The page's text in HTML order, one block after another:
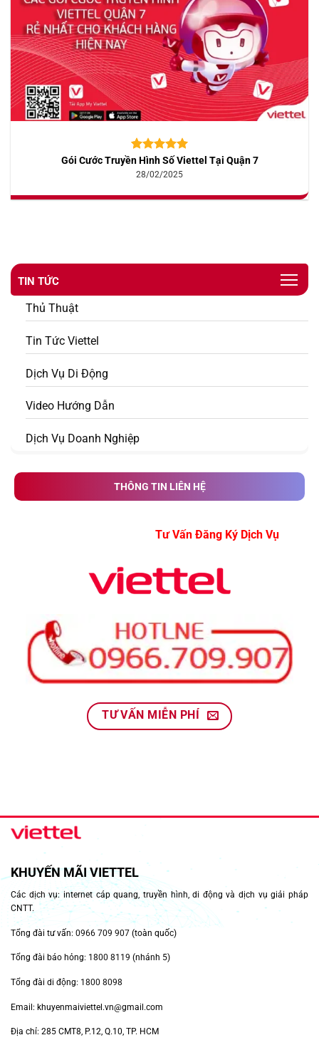
TIN TỨC
Thủ Thuật
Tin Tức Viettel
Dịch Vụ Di Động
Video Hướng Dẫn
Dịch Vụ Doanh Nghiệp
THÔNG TIN LIÊN HỆ
Tư Vấn Đăng Ký Dịch Vụ
TƯ VẤN MIỄN PHÍ
5.00trên 5
dựa trên
10
Gói Cước Truyền Hình Số Viettel Tại Quận 7
28/02/2025
KHUYẾN MÃI VIETTEL
Các dịch vụ: internet cáp quang, truyền hình, di động và dịch vụ giải pháp
CNTT.
Tổng đài tư vấn: 0966 709 907 (toàn quốc)
Tổng đài báo hỏng: 1800 8119 (nhánh 5)
Tổng đài di động: 1800 8098
Email: khuyenmaiviettel.vn@gmail.com
Địa chỉ: 285 CMT8, P.12, Q.10, TP. HCM